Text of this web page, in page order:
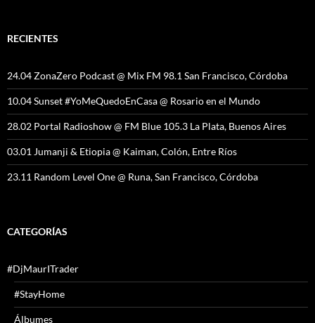
RECIENTES
24.04 ZonaZero Podcast @ Mix FM 98.1 San Francisco, Córdoba
10.04 Sunset #YoMeQuedoEnCasa @ Rosario en el Mundo
28.02 Portal Radioshow @ FM Blue 105.3 La Plata, Buenos Aires
03.01 Jumanji & Etiopia @ Kaiman, Colón, Entre Ríos
23.11 Random Level One @ Runa, San Francisco, Córdoba
CATEGORÍAS
#DjMaurITrader
#StayHome
Álbumes